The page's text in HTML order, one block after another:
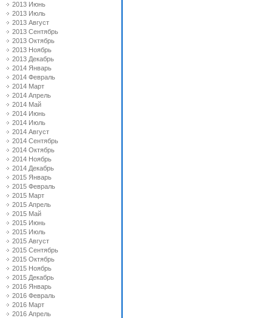
2013 Июнь
2013 Июль
2013 Август
2013 Сентябрь
2013 Октябрь
2013 Ноябрь
2013 Декабрь
2014 Январь
2014 Февраль
2014 Март
2014 Апрель
2014 Май
2014 Июнь
2014 Июль
2014 Август
2014 Сентябрь
2014 Октябрь
2014 Ноябрь
2014 Декабрь
2015 Январь
2015 Февраль
2015 Март
2015 Апрель
2015 Май
2015 Июнь
2015 Июль
2015 Август
2015 Сентябрь
2015 Октябрь
2015 Ноябрь
2015 Декабрь
2016 Январь
2016 Февраль
2016 Март
2016 Апрель